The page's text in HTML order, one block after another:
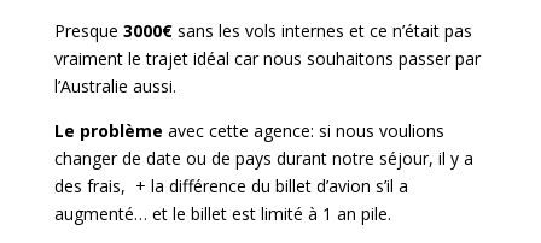
Presque 3000€sans les vols internes et ce n’était pas
vraiment le trajet idéal car nous souhaitons passer par
l’Australie aussi.
Le problème avec cette agence: si nous voulions
changer de date ou de pays durant notre séjour, il y a
des frais, + la différence du billet d’avion s’il a
augmenté… et le billet est limité à 1 an pile.